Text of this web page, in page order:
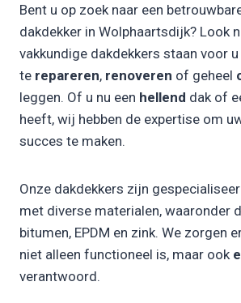
Bent u op zoek naar een
dakdekker in Wolphaartsdijk? Look
vakkundige dakdekkers staan voor
te repareren, renoveren of geheel
leggen. Of u nu een hellend dak of
heeft, wij hebben de expertise om
succes te maken.
Onze dakdekkers zijn
met diverse materialen, waaronder
bitumen, EPDM en zink. We zorgen
niet alleen functioneel is, maar ook
verantwoord.